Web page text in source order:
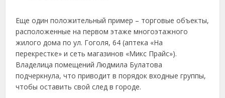
Еще один положительный пример – торговые объекты,
расположенные на первом этаже многоэтажного
жилого дома по ул. Гоголя, 64 (аптека «На
перекрестке» и сеть магазинов «Микс Прайс»).
Владелица помещений Людмила Булатова
подчеркнула, что приводит в порядок входные группы,
чтобы оставить свой след в городе.